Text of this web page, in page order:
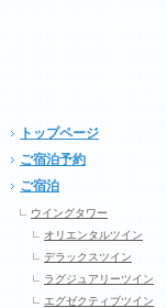
トップページ
ご宿泊予約
ご宿泊
ウイングタワー
オリエンタルツイン
デラックスツイン
ラグジュアリーツイン
エグゼクティブツイン